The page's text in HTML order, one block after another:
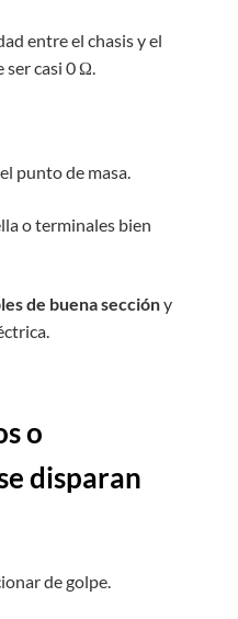
entre el chasis y el
casi 0 Ω.
punto de masa.
o terminales bien
de buena seccióny
o
disparan
de golpe.